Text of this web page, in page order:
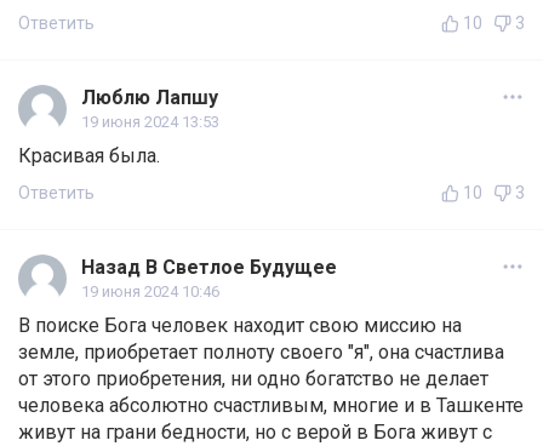
Ответить 10 3
Люблю Лапшу
19 июня 2024 13:53
Красивая была.
Ответить 10 3
Назад В Светлое Будущее
19 июня 2024 10:46
В поиске Бога человек находит свою миссию на
земле, приобретает полноту своего "я", она счастлива
от этого приобретения, ни одно богатство не делает
человека абсолютно счастливым, многие и в Ташкенте
живут на грани бедности, но с верой в Бога живут с